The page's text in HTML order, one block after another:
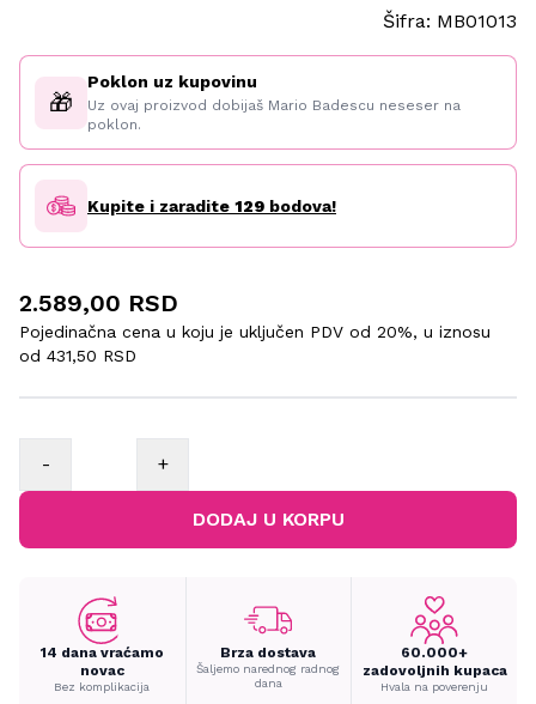
Šifra: MB01013
🎁
Poklon uz kupovinu
Uz ovaj proizvod dobijaš Mario Badescu neseser na
poklon.
Kupite i zaradite 129 bodova!
2.589,00 RSD
Pojedinačna cena u koju je uključen PDV od 20%, u iznosu
od 431,50 RSD
- +
DODAJ U KORPU
14 dana vraćamo
novac
Bez komplikacija
Brza dostava
Šaljemo narednog radnog
dana
60.000+
zadovoljnih kupaca
Hvala na poverenju